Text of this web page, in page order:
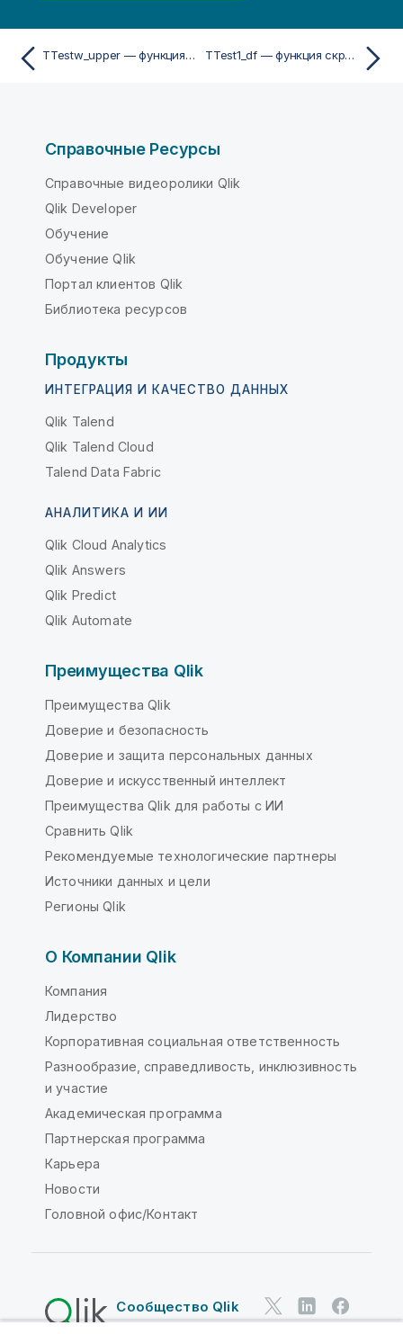
TTestw_upper — функция скриптa и диаграммы TTest1_df — функция скриптa и диаграммы
Справочные Ресурсы
Справочные видеоролики Qlik
Qlik Developer
Обучение
Обучение Qlik
Портал клиентов Qlik
Библиотека ресурсов
Продукты
ИНТЕГРАЦИЯ И КАЧЕСТВО ДАННЫХ
Qlik Talend
Qlik Talend Cloud
Talend Data Fabric
АНАЛИТИКА И ИИ
Qlik Cloud Analytics
Qlik Answers
Qlik Predict
Qlik Automate
Преимущества Qlik
Преимущества Qlik
Доверие и безопасность
Доверие и защита персональных данных
Доверие и искусственный интеллект
Преимущества Qlik для работы с ИИ
Сравнить Qlik
Рекомендуемые технологические партнеры
Источники данных и цели
Регионы Qlik
О Компании Qlik
Компания
Лидерство
Корпоративная социальная ответственность
Разнообразие, справедливость, инклюзивность
и участие
Академическая программа
Партнерская программа
Карьера
Новости
Головной офис/Контакт
Сообщество Qlik